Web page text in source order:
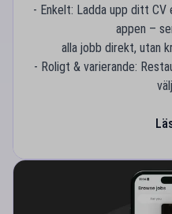
- Enkelt: Ladda upp ditt CV
appen –
alla jobb direkt, utan
- Roligt & varierande: